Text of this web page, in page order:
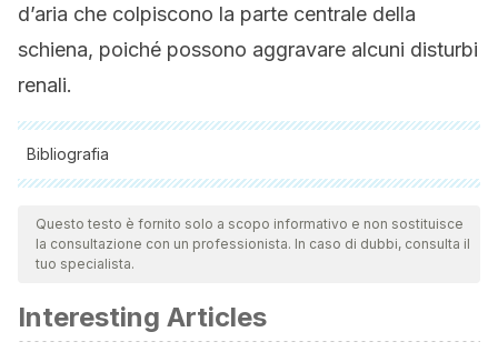
d’aria che colpiscono la parte centrale della
schiena, poiché possono aggravare alcuni disturbi
renali.
Bibliografia
Tutte le fonti citate sono state esaminate a fondo dal nostro
team per garantirne la qualità, l'affidabilità, l'attualità e la
validità. La bibliografia di questo articolo è stata considerata
Benigni, A., Morigi, M., & Remuzzi, G. (2010). Kidney
regeneration. The Lancet.https://doi.org/10.1016/S0140-
Questo testo è fornito solo a scopo informativo e non sostituisce
la consultazione con un professionista. In caso di dubbi, consulta il
tuo specialista.
Interesting Articles